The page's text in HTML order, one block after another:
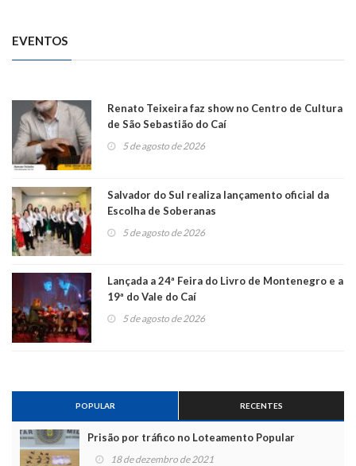
EVENTOS
Renato Teixeira faz show no Centro de Cultura
de São Sebastião do Caí
5 de agosto de 2026
Salvador do Sul realiza lançamento oficial da
Escolha de Soberanas
5 de agosto de 2026
Lançada a 24ª Feira do Livro de Montenegro e a
19ª do Vale do Caí
5 de agosto de 2026
POPULAR RECENTES
Prisão por tráfico no Loteamento Popular
18 de dezembro de 2021